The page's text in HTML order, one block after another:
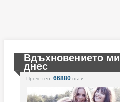
Вдъхновението ми
днес
Прочетен: 66880 пъти